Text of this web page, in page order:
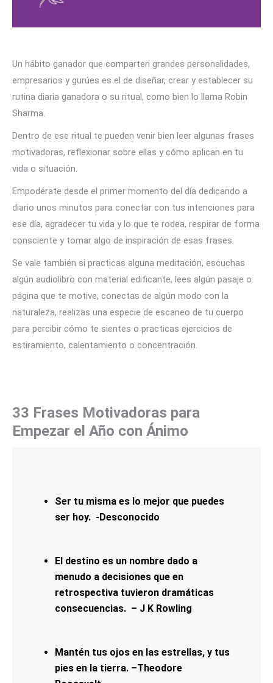
Un hábito ganador que comparten grandes personalidades,
empresarios y gurúes es el de diseñar, crear y establecer su
rutina diaria ganadora o su ritual, como bien lo llama Robin
Sharma.
Dentro de ese ritual te pueden venir bien leer algunas frases
motivadoras, reflexionar sobre ellas y cómo aplican en tu
vida o situación.
Empodérate desde el primer momento del día dedicando a
diario unos minutos para conectar con tus intenciones para
ese día, agradecer tu vida y lo que te rodea, respirar de forma
consciente y tomar algo de inspiración de esas frases.
Se vale también si practicas alguna meditación, escuchas
algún audiolibro con material edificante, lees algún pasaje o
página que te motive, conectas de algún modo con la
naturaleza, realizas una especie de escaneo de tu cuerpo
para percibir cómo te sientes o practicas ejercicios de
estiramiento, calentamiento o concentración.
33 Frases Motivadoras para
Empezar el Año con Ánimo
Ser tu misma es lo mejor que puedes
ser hoy. -Desconocido
El destino es un nombre dado a
menudo a decisiones que en
retrospectiva tuvieron dramáticas
consecuencias. – J K Rowling
Mantén tus ojos en las estrellas, y tus
pies en la tierra. –Theodore